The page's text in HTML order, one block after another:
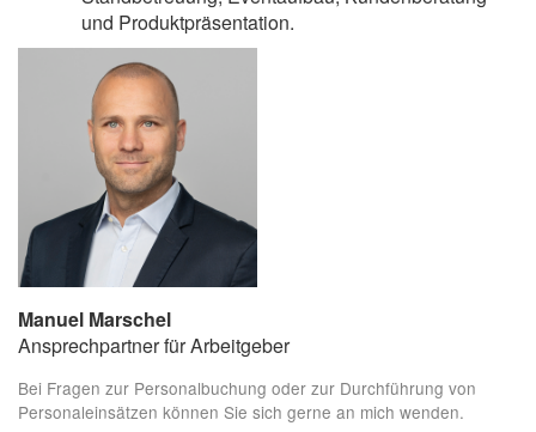
und Produktpräsentation.
Manuel Marschel
Ansprechpartner für Arbeitgeber
Bei Fragen zur Personalbuchung oder zur Durchführung von
Personaleinsätzen können Sie sich gerne an mich wenden.